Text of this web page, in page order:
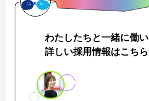
わたしたちと一緒に働
詳しい採用情報はこちら